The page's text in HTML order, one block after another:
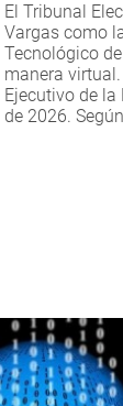
El Tribunal
Vargas como
Tecnológico
manera
Ejecutivo de la
de 2026.